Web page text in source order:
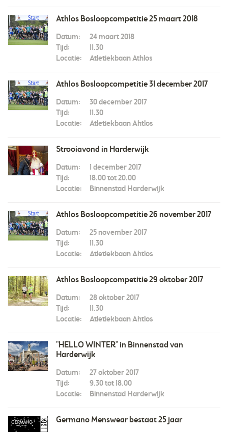
Athlos Bosloopcompetitie 25 maart 2018
Datum:
24 maart 2018
Tijd:
11.30
Locatie:
Atletiekbaan Athlos
Athlos Bosloopcompetitie 31 december 2017
Datum:
30 december 2017
Tijd:
11.30
Locatie:
Atletiekbaan Ahtlos
Strooiavond in Harderwijk
Datum:
1 december 2017
Tijd:
18.00 tot 20.00
Locatie:
Binnenstad Harderwijk
Athlos Bosloopcompetitie 26 november 2017
Datum:
25 november 2017
Tijd:
11.30
Locatie:
Atletiekbaan Ahtlos
Athlos Bosloopcompetitie 29 oktober 2017
Datum:
28 oktober 2017
Tijd:
11.30
Locatie:
Atletiekbaan Ahtlos
"HELLO WINTER" in Binnenstad van
Harderwijk
Datum:
27 oktober 2017
Tijd:
9.30 tot 18.00
Locatie:
Binnenstad Harderwijk
Germano Menswear bestaat 25 jaar